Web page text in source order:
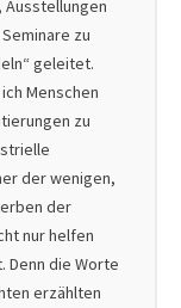
zu
geleitet.
Menschen
zu
der wenigen,
der
nur helfen
Denn die Worte
erzählten